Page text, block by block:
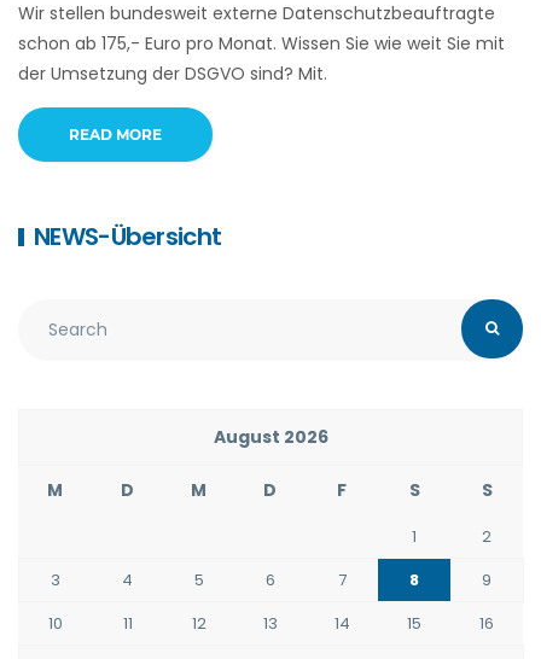
Wir stellen bundesweit externe Datenschutzbeauftragte
schon ab 175,- Euro pro Monat. Wissen Sie wie weit Sie mit
der Umsetzung der DSGVO sind? Mit.
READ MORE
NEWS-Übersicht
August 2026
M D M D F S S
1
2
3
4 5 6 7 8
9
10
11 12 13 14 15
16